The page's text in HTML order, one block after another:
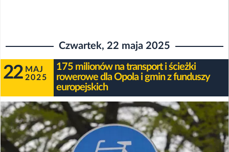
Czwartek, 22 maja 2025
22 MAJ
2025
175 milionów na transport i ścieżki
rowerowe dla Opola i gmin z funduszy
europejskich